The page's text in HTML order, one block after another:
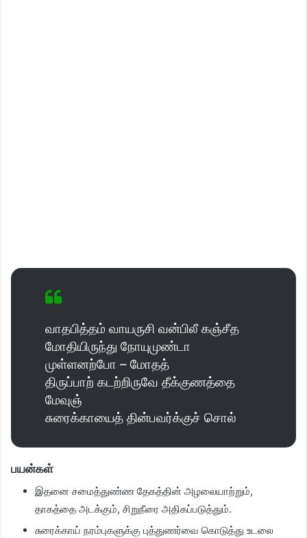
வாதபித்தம் வாயருசி வன்பிலீ கஞ்சீத
மோதியிருந்து நோயுமுண்டா
முள்ளனற்போ – மோதத்
திருப்பாற் கடற்றிருவே தீக்குணத்தை
மேவுஞ்
சுரைக்காயைத் தின்பவர்க்குச் சொல்
பயன்கள்
இதனை சமைத்துண்ண தேகத்தின் அழலையாற்றும்,
தாகத்தை அடக்கும், சிறுநீரை அதிகப்படுத்தும்.
சுரைக்காய் நரம்புகளுக்கு புத்துணர்வை கொடுத்து உடலை